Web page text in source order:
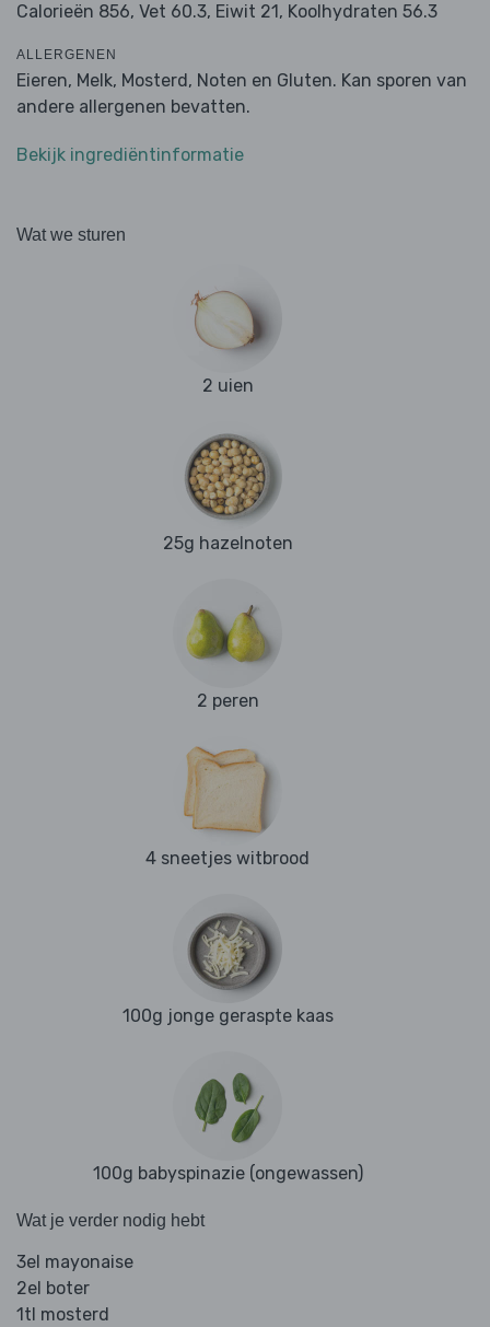
Calorieën 856, Vet 60.3, Eiwit 21, Koolhydraten 56.3
ALLERGENEN
Eieren, Melk, Mosterd, Noten en Gluten. Kan sporen van
andere allergenen bevatten.
Bekijk ingrediëntinformatie
Wat we sturen
2 uien
25g hazelnoten
2 peren
4 sneetjes witbrood
100g jonge geraspte kaas
100g babyspinazie (ongewassen)
Wat je verder nodig hebt
3el mayonaise
2el boter
1tl mosterd